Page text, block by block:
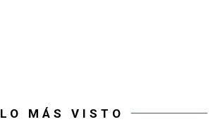
LO MÁS VISTO